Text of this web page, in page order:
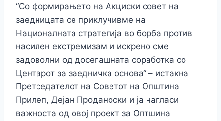
“Со формирањето на Акциски совет на
заедницата се приклучивме на
Националната стратегија во борба против
насилен екстремизам и искрено сме
задоволни од досегашната соработка со
Центарот за заедничка основа“ – истакна
Претседателот на Советот на Општина
Прилеп, Дејан Проданоски и ја нагласи
важноста од овој проект за Оптшина